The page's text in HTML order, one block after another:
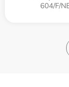
604/F/